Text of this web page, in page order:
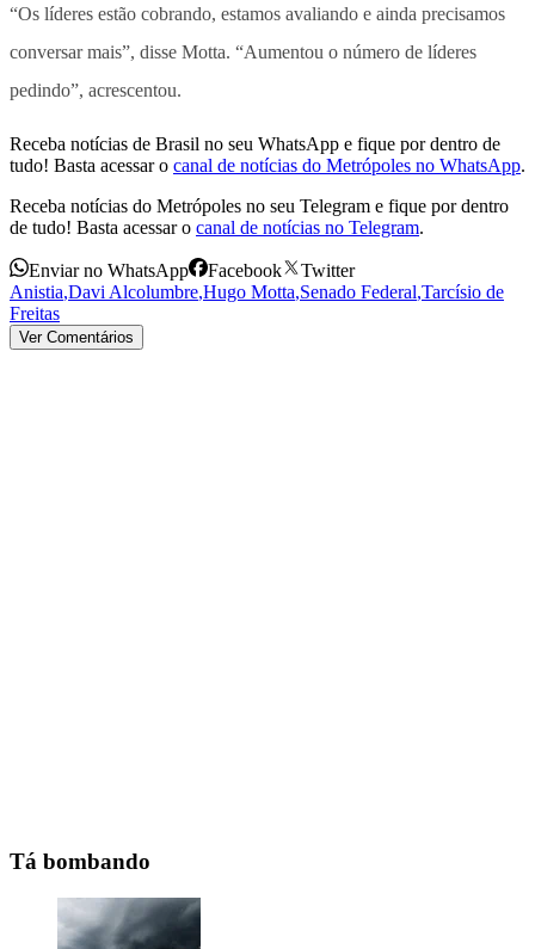
“Os líderes estão cobrando, estamos avaliando e ainda precisamos
conversar mais”, disse Motta. “Aumentou o número de líderes
pedindo”, acrescentou.
Receba notícias de Brasil no seu WhatsApp e fique por dentro de
tudo! Basta acessar o canal de notícias do Metrópoles no WhatsApp.
Receba notícias do Metrópoles no seu Telegram e fique por dentro
de tudo! Basta acessar o canal de notícias no Telegram.
Enviar no WhatsApp Facebook
Twitter
Anistia,Davi Alcolumbre,Hugo Motta,Senado Federal,Tarcísio de
Freitas
Ver Comentários
Tá bombando